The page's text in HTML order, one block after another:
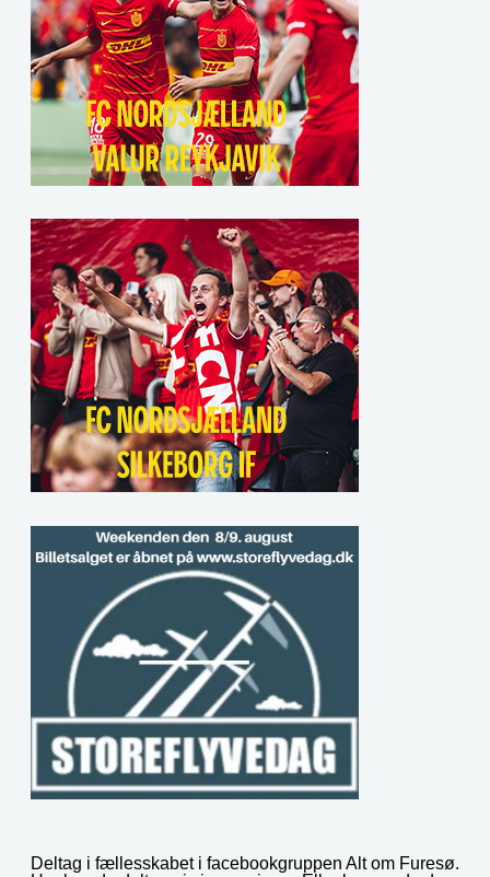
Deltag i fællesskabet i facebookgruppen Alt om Furesø.